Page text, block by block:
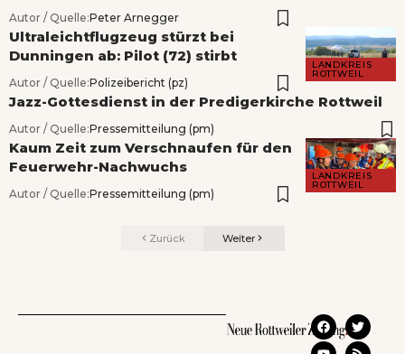
Autor / Quelle:Peter Arnegger
LANDKREIS
ROTTWEIL
Ultraleichtflugzeug stürzt bei
Dunningen ab: Pilot (72) stirbt
Autor / Quelle:Polizeibericht (pz)
Jazz-Gottesdienst in der Predigerkirche Rottweil
Autor / Quelle:Pressemitteilung (pm)
LANDKREIS
ROTTWEIL
Kaum Zeit zum Verschnaufen für den
Feuerwehr-Nachwuchs
Autor / Quelle:Pressemitteilung (pm)
Zurück Weiter